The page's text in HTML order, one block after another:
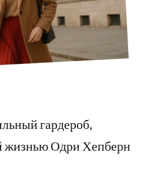
гардероб,
жизнью Одри Хепберн